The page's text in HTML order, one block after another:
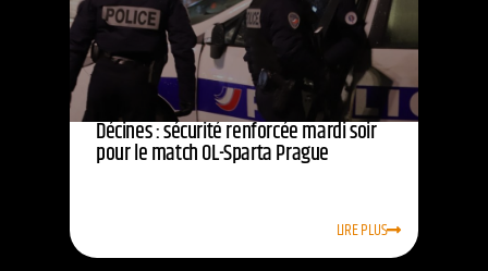
Décines : sécurité renforcée mardi soir
pour le match OL-Sparta Prague
LIRE PLUS